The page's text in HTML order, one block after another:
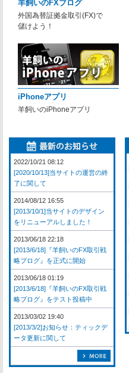
羊飼いのFXブログ
外国為替証拠金取引(FX)で
儲けよう！
iPhoneアプリ
羊飼いのiPhoneアプリ
2022/10/21 08:12
[2020/10/13]当サイトの運営の終
了に関して
2014/08/12 16:55
[2013/10/1]当サイトのデザイン
をリニューアルしました！
2013/06/18 22:18
[2013/6/18]『羊飼いのFX取引戦
略ブログ』を正式に開始
2013/06/18 01:19
[2013/6/18]『羊飼いのFX取引戦
略ブログ』をテスト投稿中
2013/03/02 19:40
[2013/3/2]お知らせ：ティックデ
ータ更新に関して